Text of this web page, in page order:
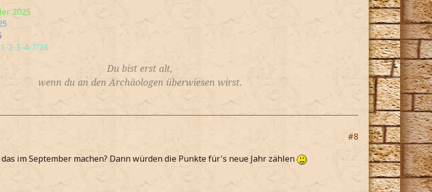
2025
2-3-4-7/26
Du bist erst alt,
wenn du an den Archäologen überwiesen wirst.
#8
im September machen? Dann würden die Punkte für's neue Jahr zählen